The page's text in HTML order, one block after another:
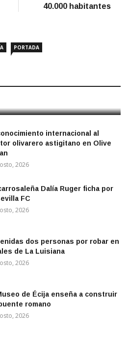
40.000 habitantes
PORTADA
a ladrones de
internacional al
olivarero astigitano en Olive
2026
Dalía Ruger ficha por
FC
2026
dos personas por robar en
de La Luisiana
2026
de Écija enseña a construir
romano
2026